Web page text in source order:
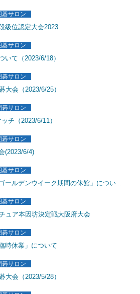
碁サロン
級位認定大会2023
碁サロン
いて（2023/6/18）
碁サロン
大会（2023/6/25）
碁サロン
チ（2023/6/11）
碁サロン
(2023/6/4)
碁サロン
ールデンウイーク期間の休館」につい...
碁サロン
ュア本因坊決定戦大阪府大会
碁サロン
時休業」について
碁サロン
大会（2023/5/28）